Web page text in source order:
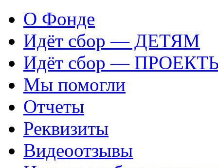
О Фонде
Идёт сбор — ДЕТЯМ
Идёт сбор —
Мы помогли
Отчеты
Реквизиты
Видеоотзывы